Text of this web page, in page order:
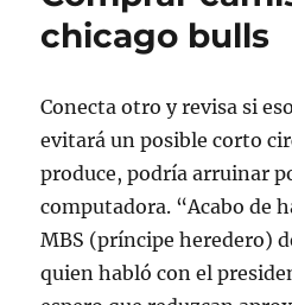
chicago bulls
Conecta otro y revisa si
evitará un posible corto
produce, podría arruinar
computadora. “Acabo de
MBS (príncipe heredero)
quien habló con el